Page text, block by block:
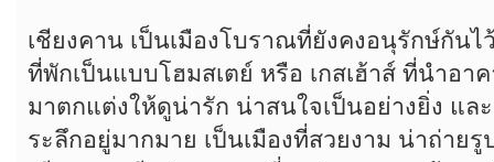
เชียงคาน เป็นเมืองโบราณที่ยังคงอนุรักษ์กันไ
ที่พักเป็นแบบโฮมสเตย์ หรือ เกสเฮ้าส์ ที่นำอา
มาตกแต่งให้ดูน่ารัก น่าสนใจเป็นอย่างยิ่ง แล
ระลึกอยู่มากมาย เป็นเมืองที่สวยงาม น่าถ่ายรู